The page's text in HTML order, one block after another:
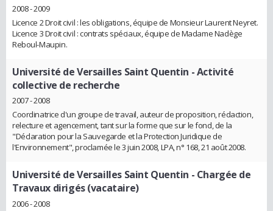
2008 - 2009
Licence 2 Droit civil : les obligations, équipe de Monsieur Laurent Neyret.
Licence 3 Droit civil : contrats spéciaux, équipe de Madame Nadège
Reboul-Maupin.
Université de Versailles Saint Quentin - Activité
collective de recherche
2007 - 2008
Coordinatrice d'un groupe de travail, auteur de proposition, rédaction,
relecture et agencement, tant sur la forme que sur le fond, de la
"Déclaration pour la Sauvegarde et la Protection Juridique de
l'Environnement", proclamée le 3 juin 2008, LPA, n° 168, 21 août 2008.
Université de Versailles Saint Quentin - Chargée de
Travaux dirigés (vacataire)
2006 - 2008